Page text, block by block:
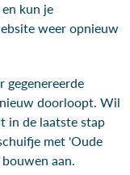
kun je
weer opnieuw
gegenereerde
doorloopt. Wil
in de laatste stap
met 'Oude
aan.